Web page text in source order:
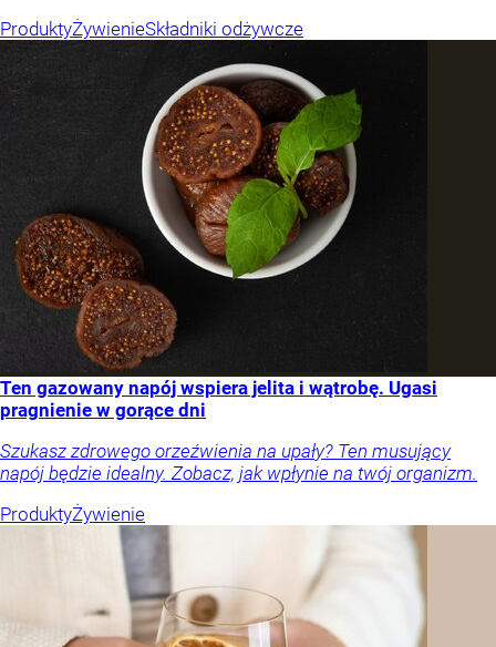
ProduktyŻywienieSkładniki odżywcze
Ten gazowany napój wspiera jelita i wątrobę. Ugasi
pragnienie w gorące dni
Szukasz zdrowego orzeźwienia na upały? Ten musujący
napój będzie idealny. Zobacz, jak wpłynie na twój organizm.
ProduktyŻywienie